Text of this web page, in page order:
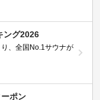
ング2026
、全国No.1サウナが
ポン